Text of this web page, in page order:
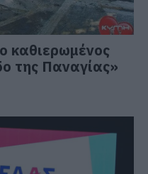
καθιερωμένος
της Παναγίας»